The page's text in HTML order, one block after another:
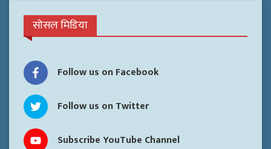
सोसल मिडिया
Follow us on Facebook
Follow us on Twitter
Subscribe YouTube Channel